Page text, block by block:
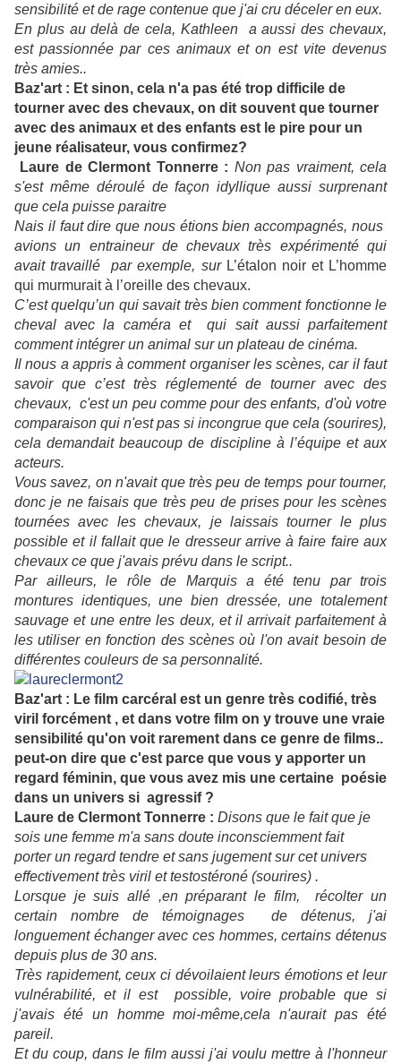
sensibilité et de rage contenue que j'ai cru déceler en eux.
En plus au delà de cela, Kathleen a aussi des chevaux,
est passionnée par ces animaux et on est vite devenus
très amies..
Baz'art : Et sinon, cela n'a pas été trop difficile de
tourner avec des chevaux, on dit souvent que tourner
avec des animaux et des enfants est le pire pour un
jeune réalisateur, vous confirmez?
Laure de Clermont Tonnerre : Non pas vraiment, cela
s'est même déroulé de façon idyllique aussi surprenant
que cela puisse paraitre
Nais il faut dire que nous étions bien accompagnés, nous
avions un entraineur de chevaux très expérimenté qui
avait travaillé par exemple, sur L’étalon noir et L’homme
qui murmurait à l’oreille des chevaux.
C’est quelqu’un qui savait très bien comment fonctionne le
cheval avec la caméra et qui sait aussi parfaitement
comment intégrer un animal sur un plateau de cinéma.
Il nous a appris à comment organiser les scènes, car il faut
savoir que c’est très réglementé de tourner avec des
chevaux, c'est un peu comme pour des enfants, d'où votre
comparaison qui n'est pas si incongrue que cela (sourires),
celademandait beaucoup de discipline à l’équipe et aux
acteurs.
Vous savez, on n'avait que très peu de temps pour tourner,
donc je ne faisais que très peu de prises pour les scènes
tournées avec les chevaux, je laissais tourner le plus
possible et il fallait que le dresseur arrive à faire faire aux
chevaux ce que j'avais prévu dans le script..
Par ailleurs, le rôle de Marquis a été tenu par trois
montures identiques, une bien dressée, une totalement
sauvage et une entre les deux, et il arrivait parfaitement à
les utiliser en fonction des scènes où l'on avait besoin de
différentes couleurs de sa personnalité.
Baz'art : Le film carcéral est un genre très codifié, très
viril forcément , et dans votre film on y trouve une vraie
sensibilité qu'on voit rarement dans ce genre de films..
peut-on dire que c'est parce que vous y apporter un
regard féminin, que vous avez mis une certaine poésie
dans un univers si agressif ?
Laure de Clermont Tonnerre : Disons que le fait que je
sois une femme m'a sans doute inconsciemment fait
porter un regard tendre et sans jugement sur cet univers
effectivement très viril et testostéroné (sourires) .
Lorsque je suis allé ,en préparant le film, récolter un
certain nombre de témoignages de détenus, j'ai
longuement échanger avec ces hommes, certains détenus
depuis plus de 30 ans.
Très rapidement, ceux ci dévoilaient leurs émotions et leur
vulnérabilité, et il est possible, voire probable que si
j'avais été un homme moi-même,cela n'aurait pas été
pareil.
Et du coup, dans le film aussi j'ai voulu mettre à l'honneur